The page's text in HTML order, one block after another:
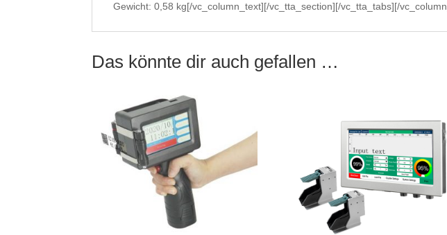
Gewicht: 0,58 kg[/vc_column_text][/vc_tta_section][/vc_tta_tabs][/
Das könnte dir auch gefallen …